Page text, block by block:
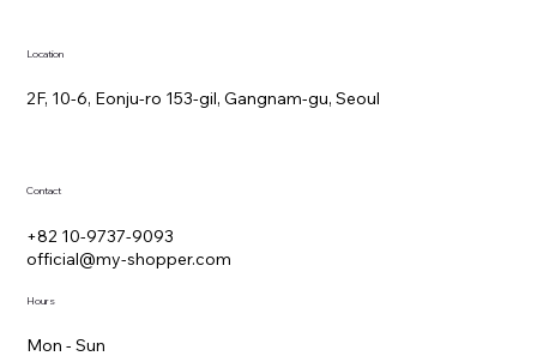
Location
2F, 10-6, Eonju-ro 153-gil, Gangnam-gu, Seoul
Contact
+82 10-9737-9093
official@my-shopper.com
Hours
Mon - Sun